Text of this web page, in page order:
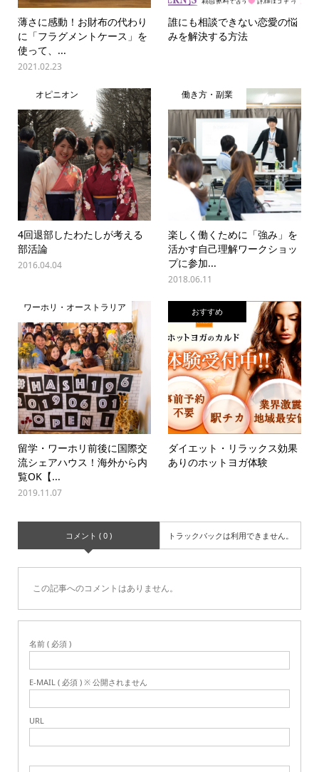
薄さに感動！お財布の代わり
に「フラグメントケース」を
使って、...
2021.02.23
誰にも相談できない恋愛の悩
みを解決する方法
オピニオン
4回退部したわたしが考える
部活論
2016.04.04
働き方・副業
楽しく働くために「強み」を
活かす自己理解ワークショッ
プに参加...
2018.06.11
ワーホリ・オーストラリア
留学・ワーホリ前後に国際交
流シェアハウス！海外から内
覧OK【...
2019.11.07
おすすめ
ダイエット・リラックス効果
ありのホットヨガ体験
コメント ( 0 ) トラックバックは利用できません。
この記事へのコメントはありません。
名前 ( 必須 )
E-MAIL ( 必須 ) ※ 公開されません
URL